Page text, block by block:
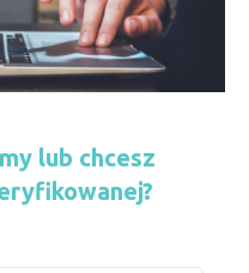
lub chcesz